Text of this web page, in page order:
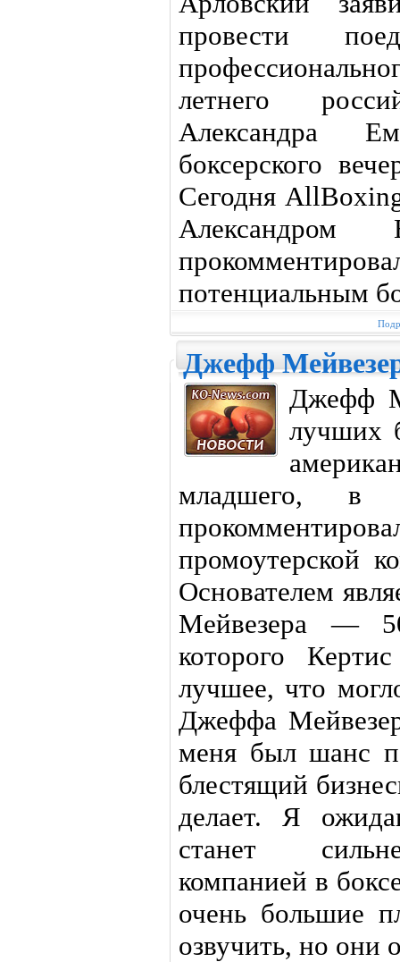
провести
летнего
Александра
боксерского
Сегодня
Александром
потенциальным
Джефф
Джефф
лучших
младшего, в
промоутерской
Основателем
Мейвезера —
которого
лучшее, что
Джеффа
меня был шанс
блестящий
делает. Я
станет
компанией в
очень большие
озвучить, но они